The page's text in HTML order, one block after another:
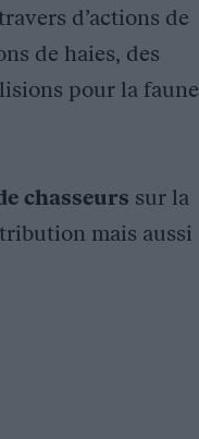
d’actions de
de haies, des
pour la faune
chasseurs sur la
mais aussi